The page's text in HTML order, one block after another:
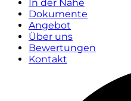
In der Nähe
Dokumente
Angebot
Über uns
Bewertungen
Kontakt